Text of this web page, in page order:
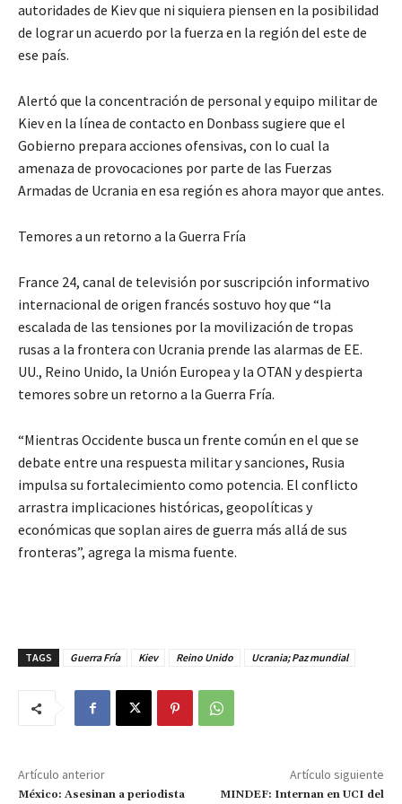
autoridades de Kiev que ni siquiera piensen en la posibilidad
de lograr un acuerdo por la fuerza en la región del este de
ese país.
Alertó que la concentración de personal y equipo militar de
Kiev en la línea de contacto en Donbass sugiere que el
Gobierno prepara acciones ofensivas, con lo cual la
amenaza de provocaciones por parte de las Fuerzas
Armadas de Ucrania en esa región es ahora mayor que antes.
Temores a un retorno a la Guerra Fría
France 24, canal de televisión por suscripción informativo
internacional de origen francés sostuvo hoy que “la
escalada de las tensiones por la movilización de tropas
rusas a la frontera con Ucrania prende las alarmas de EE.
UU., Reino Unido, la Unión Europea y la OTAN y despierta
temores sobre un retorno a la Guerra Fría.
“Mientras Occidente busca un frente común en el que se
debate entre una respuesta militar y sanciones, Rusia
impulsa su fortalecimiento como potencia. El conflicto
arrastra implicaciones históricas, geopolíticas y
económicas que soplan aires de guerra más allá de sus
fronteras”, agrega la misma fuente.
TAGS Guerra Fría Kiev Reino Unido Ucrania; Paz mundial
Artículo anterior
México: Asesinan a periodista
Artículo siguiente
MINDEF: Internan en UCI del